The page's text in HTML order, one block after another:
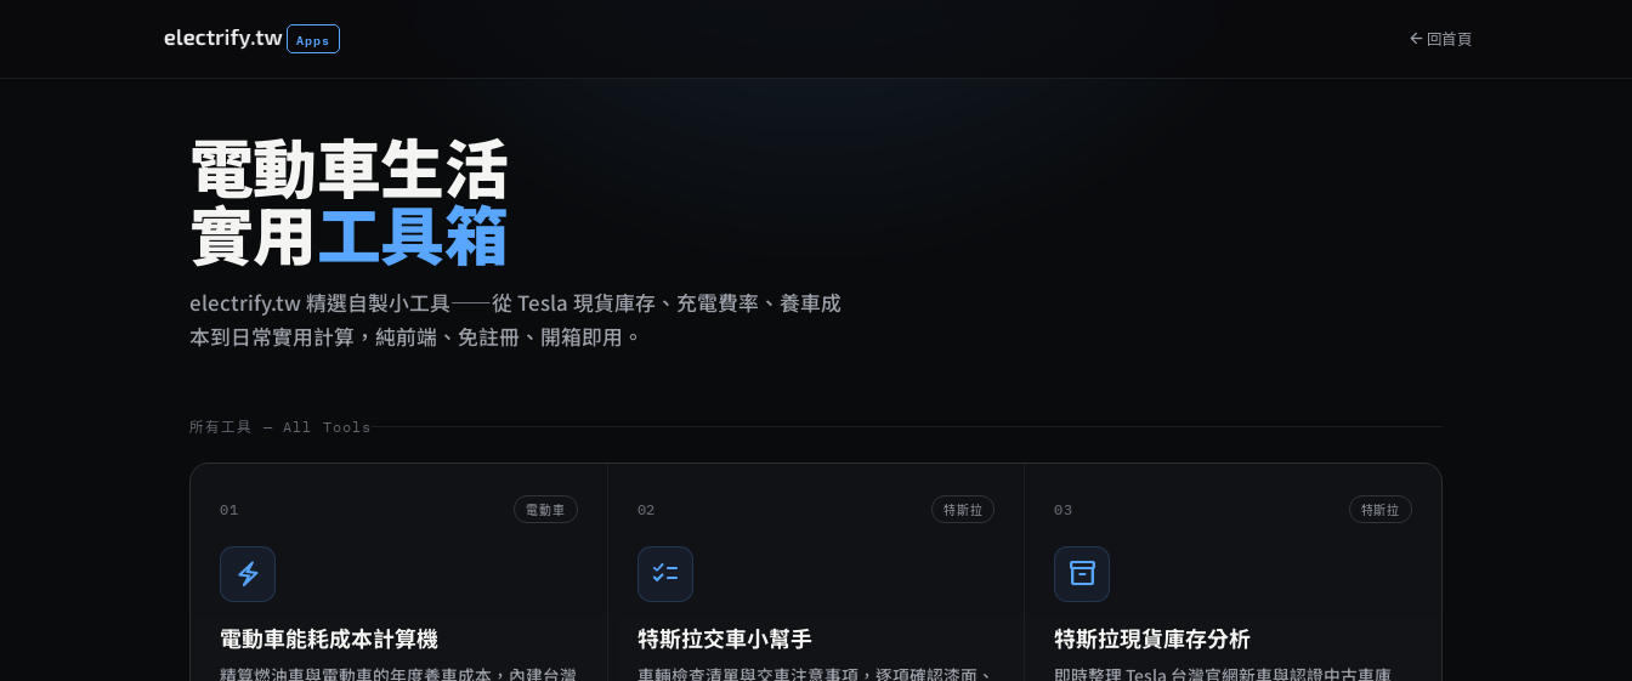
Apps arrow_back 回首頁
電動車生活
實用工具箱
electrify.tw 精選自製小工具——從 Tesla 現貨庫存、充電費率、養車成
本到日常實用計算，純前端、免註冊、開箱即用。
所有工具 — All Tools
01 電動車
electric_bolt
電動車能耗成本計算機
精算燃油車與電動車的年度養車成本，內建台灣
02 特斯拉
checklist
特斯拉交車小幫手
車輛檢查清單與交車注意事項，逐項確認漆面、
03 特斯拉
inventory_2
特斯拉現貨庫存分析
即時整理 Tesla 台灣官網新車與認證中古車庫